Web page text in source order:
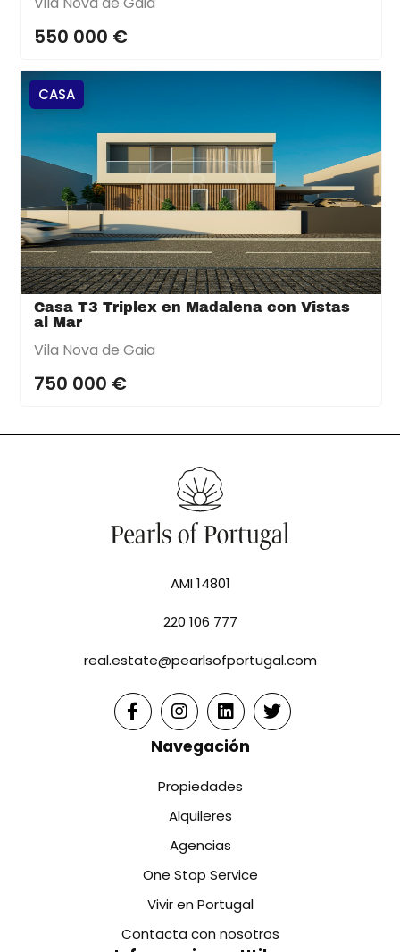
550 000 €
CASA
Casa T3 Triplex en Madalena con Vistas
al Mar
Vila Nova de Gaia
750 000 €
AMI 14801
220 106 777
real.estate@pearlsofportugal.com
Navegación
Propiedades
Alquileres
Agencias
One Stop Service
Vivir en Portugal
Contacta con nosotros